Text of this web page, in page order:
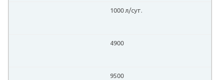
1000 л/сут.
4900
9500